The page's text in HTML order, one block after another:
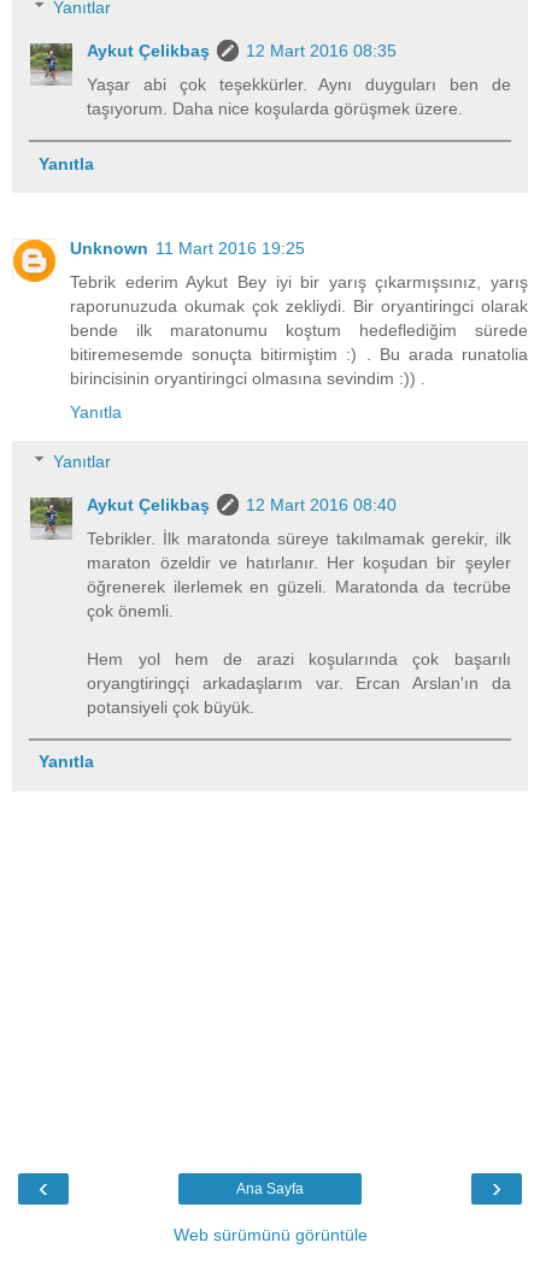
Yanıtlar
Aykut Çelikbaş
12 Mart 2016 08:35
Yaşar abi çok teşekkürler. Aynı duyguları ben de
taşıyorum. Daha nice koşularda görüşmek üzere.
Yanıtla
Unknown 11 Mart 2016 19:25
Tebrik ederim Aykut Bey iyi bir yarış çıkarmışsınız, yarış
raporunuzuda okumak çok zekliydi. Bir oryantiringci olarak
bende ilk maratonumu koştum hedeflediğim sürede
bitiremesemde sonuçta bitirmiştim :) . Bu arada runatolia
birincisinin oryantiringci olmasına sevindim :)) .
Yanıtla
Yanıtlar
Aykut Çelikbaş
12 Mart 2016 08:40
Tebrikler. İlk maratonda süreye takılmamak gerekir, ilk
maraton özeldir ve hatırlanır. Her koşudan bir şeyler
öğrenerek ilerlemek en güzeli. Maratonda da tecrübe
çok önemli.
Hem yol hem de arazi koşularında çok başarılı
oryangtiringçi arkadaşlarım var. Ercan Arslan'ın da
potansiyeli çok büyük.
Yanıtla
‹ ›
Ana Sayfa
Web sürümünü görüntüle